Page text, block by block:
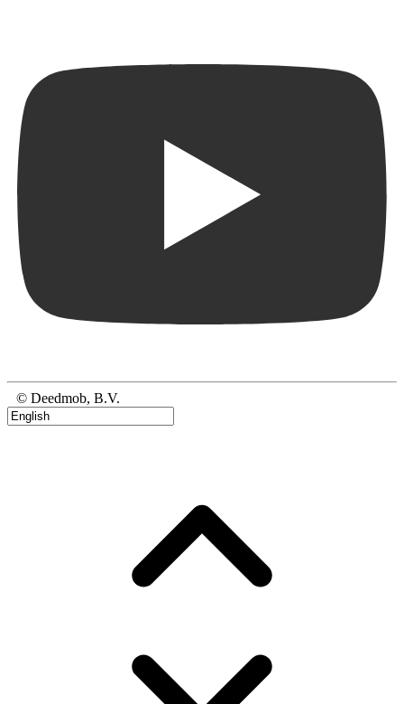
© Deedmob, B.V.